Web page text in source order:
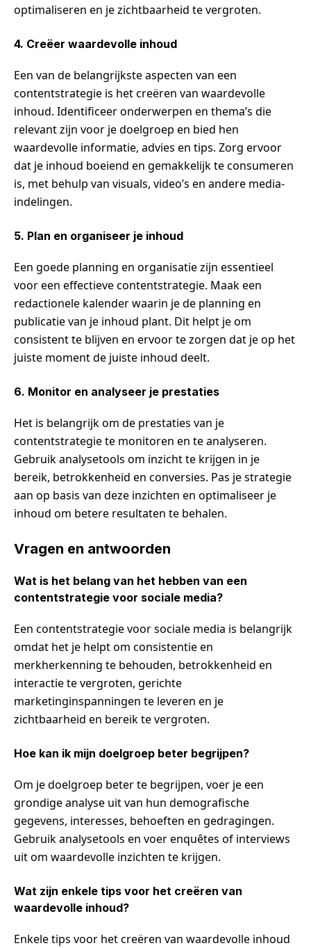
optimaliseren en je zichtbaarheid te vergroten.
4. Creëer waardevolle inhoud
Een van de belangrijkste aspecten van een
contentstrategie is het creëren van waardevolle
inhoud. Identificeer onderwerpen en thema’s die
relevant zijn voor je doelgroep en bied hen
waardevolle informatie, advies en tips. Zorg ervoor
dat je inhoud boeiend en gemakkelijk te consumeren
is, met behulp van visuals, video’s en andere media-
indelingen.
5. Plan en organiseer je inhoud
Een goede planning en organisatie zijn essentieel
voor een effectieve contentstrategie. Maak een
redactionele kalender waarin je de planning en
publicatie van je inhoud plant. Dit helpt je om
consistent te blijven en ervoor te zorgen dat je op het
juiste moment de juiste inhoud deelt.
6. Monitor en analyseer je prestaties
Het is belangrijk om de prestaties van je
contentstrategie te monitoren en te analyseren.
Gebruik analysetools om inzicht te krijgen in je
bereik, betrokkenheid en conversies. Pas je strategie
aan op basis van deze inzichten en optimaliseer je
inhoud om betere resultaten te behalen.
Vragen en antwoorden
Wat is het belang van het hebben van een
contentstrategie voor sociale media?
Een contentstrategie voor sociale media is belangrijk
omdat het je helpt om consistentie en
merkherkenning te behouden, betrokkenheid en
interactie te vergroten, gerichte
marketinginspanningen te leveren en je
zichtbaarheid en bereik te vergroten.
Hoe kan ik mijn doelgroep beter begrijpen?
Om je doelgroep beter te begrijpen, voer je een
grondige analyse uit van hun demografische
gegevens, interesses, behoeften en gedragingen.
Gebruik analysetools en voer enquêtes of interviews
uit om waardevolle inzichten te krijgen.
Wat zijn enkele tips voor het creëren van
waardevolle inhoud?
Enkele tips voor het creëren van waardevolle inhoud